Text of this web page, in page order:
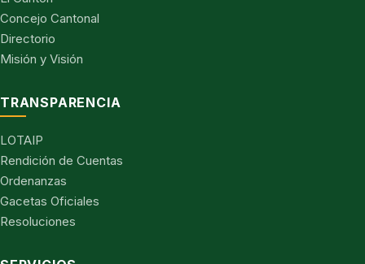
Concejo Cantonal
Directorio
Misión y Visión
TRANSPARENCIA
LOTAIP
Rendición de Cuentas
Ordenanzas
Gacetas Oficiales
Resoluciones